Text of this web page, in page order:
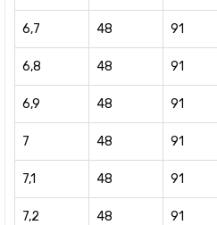
6,7 48 91
6,8 48 91
6,9 48 91
7 48 91
7,1 48 91
7,2 48 91